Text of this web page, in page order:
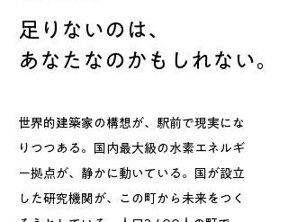
足りないのは、
あなたなのかもしれない。
世界的建築家の構想が、駅前で現実にな
りつつある。国内最大級の水素エネルギ
ー拠点が、静かに動いている。国が設立
した研究機関が、この町から未来をつく